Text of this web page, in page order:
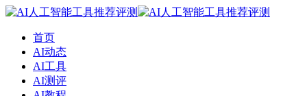
首页
AI动态
AI工具
AI测评